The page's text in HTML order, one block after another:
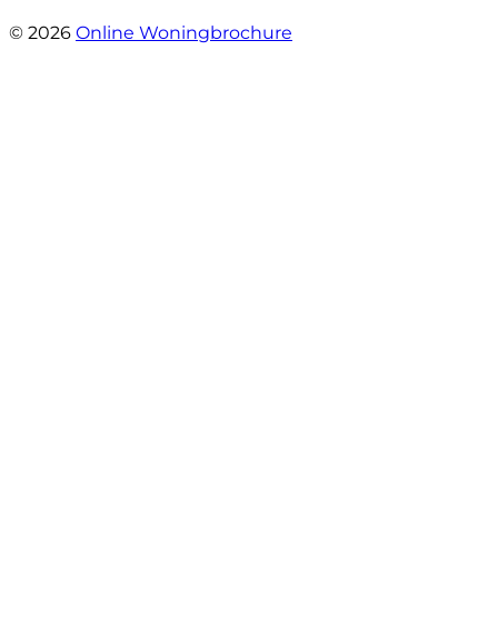
© 2026 Online Woningbrochure